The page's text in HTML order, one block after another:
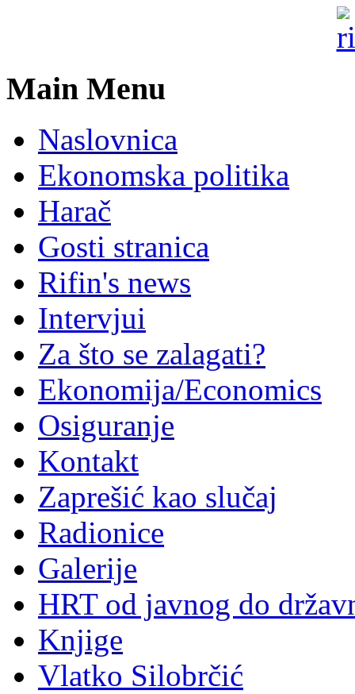
Main Menu
Naslovnica
Ekonomska politika
Harač
Gosti stranica
Rifin's news
Intervjui
Za što se zalagati?
Ekonomija/Economics
Osiguranje
Kontakt
Zaprešić kao slučaj
Radionice
Galerije
HRT od javnog do
Knjige
Vlatko Silobrčić